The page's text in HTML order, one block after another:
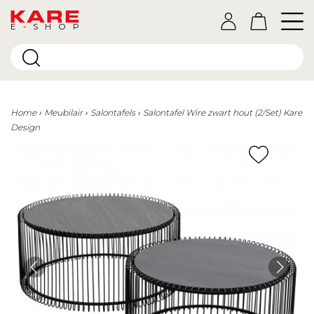
E-SHOP
Home Meubilair Salontafels
Salontafel Wire zwart hout (2/Set) Kare
Design